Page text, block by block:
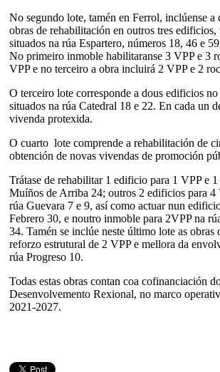
No segundo lote, tamén en Ferrol, inclúense a
obras de rehabilitación en outros tres edificios,
situados na rúa Espartero, números 18, 46 e
No primeiro inmoble habilitaranse 3 VPP e 3
VPP e no terceiro a obra incluirá 2 VPP e 2
O terceiro lote corresponde a dous edificios
situados na rúa Catedral 18 e 22. En cada un
vivenda protexida.
O cuarto lote comprende a rehabilitación de
obtención de novas vivendas de promoción
Trátase de rehabilitar 1 edificio para 1 VPP e
Muíños de Arriba 24; outros 2 edificios para 4
rúa Guevara 7 e 9, así como actuar nun
Febrero 30, e noutro inmoble para 2VPP na
34. Tamén se inclúe neste último lote as obras
reforzo estrutural de 2 VPP e mellora da
rúa Progreso 10.
Todas estas obras contan coa cofinanciación
Desenvolvemento Rexional, no marco
2021-2027.